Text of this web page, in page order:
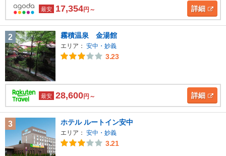
最安 17,354円～ 詳細
2 霧積温泉 金湯館
エリア： 安中・妙義
3.23
最安 28,600円～ 詳細
3 ホテル ルートイン安中
エリア： 安中・妙義
3.21